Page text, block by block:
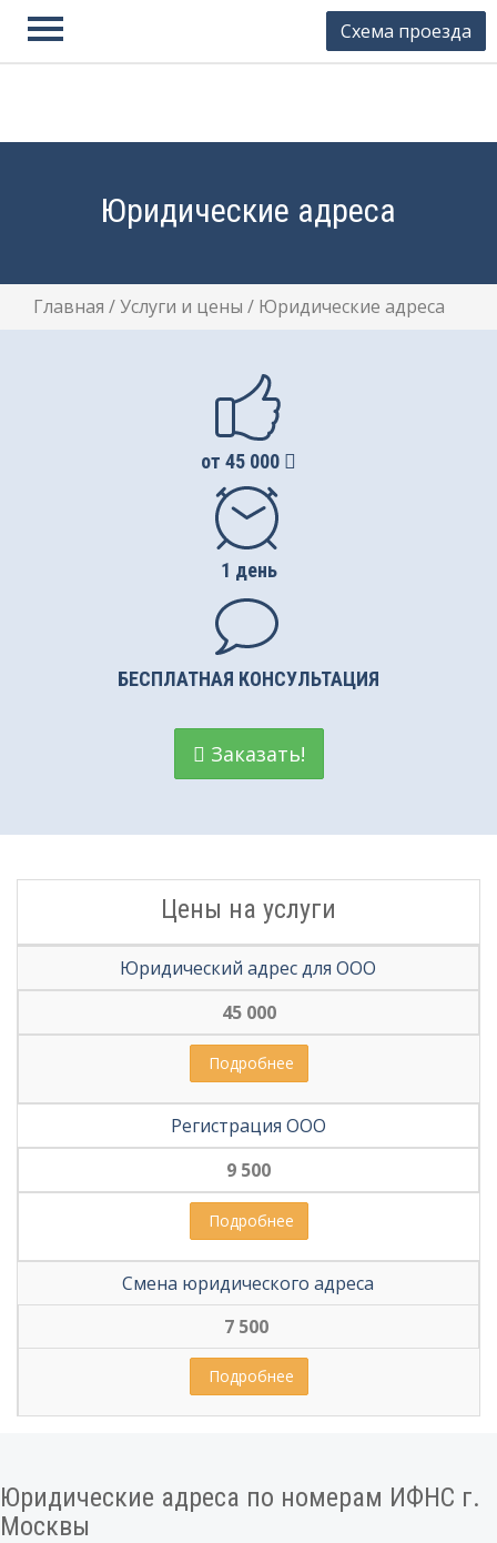
Юстион
Регистрация фирмы
Внесение изменений
Готовые фирмы
Схема проезда
Юридические адреса
Главная /Услуги и цены / Юридические адреса
от 45 000
1 день
БЕСПЛАТНАЯ КОНСУЛЬТАЦИЯ
Заказать!
Цены на услуги
Юридический адрес для ООО
45 000
Подробнее
Регистрация ООО
9 500
Подробнее
Смена юридического адреса
7 500
Подробнее
Юридические адреса по номерам ИФНС г.
Москвы